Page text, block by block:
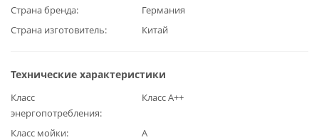
Страна бренда
Германия
Страна изготовитель
Китай
Технические характеристики
Класс
энергопотребления
Класс А++
Класс мойки
А